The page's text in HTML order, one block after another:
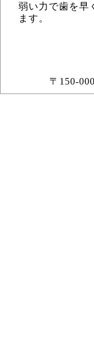
弱い力で歯を早
ます。
〒150-